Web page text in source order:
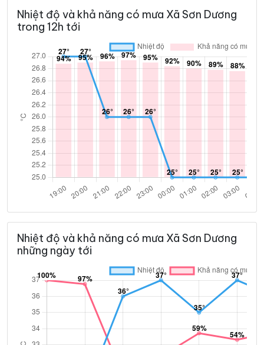
Nhiệt độ và khả năng có mưa Xã Sơn Dương
trong 12h tới
Nhiệt độ và khả năng có mưa Xã Sơn Dương
những ngày tới